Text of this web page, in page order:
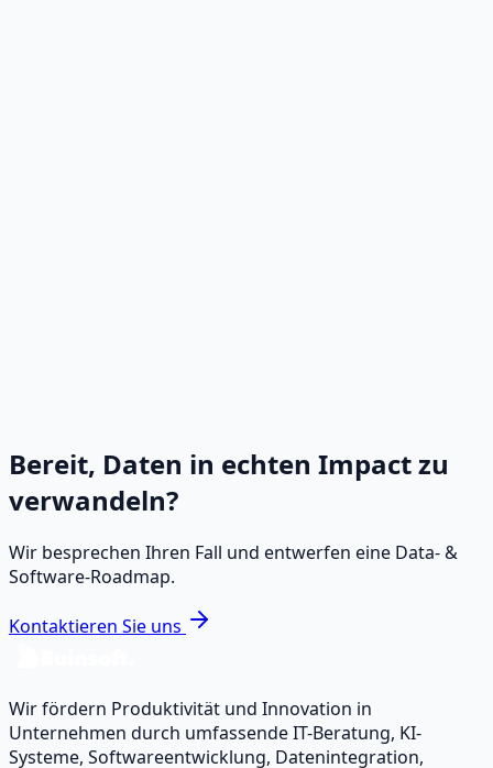
Bereit, Daten in echten Impact zu
verwandeln?
Wir besprechen Ihren Fall und entwerfen eine Data‑ &
Software‑Roadmap.
Kontaktieren Sie uns
Wir fördern Produktivität und Innovation in
Unternehmen durch umfassende IT-Beratung, KI-
Systeme, Softwareentwicklung, Datenintegration,